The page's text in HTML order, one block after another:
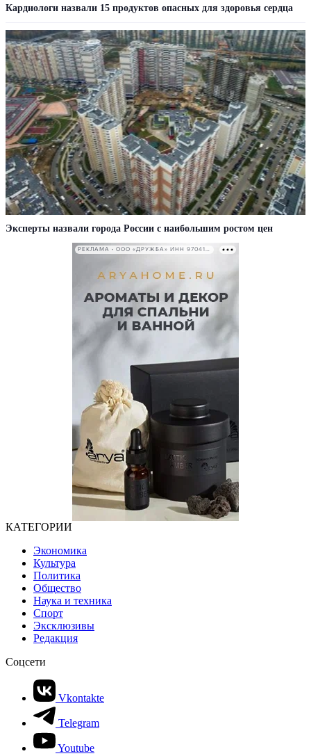
Кардиологи назвали 15 продуктов опасных для здоровья сердца
Эксперты назвали города России с наибольшим ростом цен
РЕКЛАМА • ООО «ДРУЖБА» ИНН 9704146411
КАТЕГОРИИ
Экономика
Культура
Политика
Общество
Наука и техника
Спорт
Эксклюзивы
Редакция
Соцсети
Vkontakte
Telegram
Youtube